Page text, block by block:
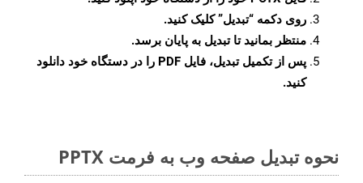
روی دکمه “تبدیل”کلیک کنید.
منتظر بمانید تا تبدیل به پایان برسد.
پس از تکمیل تبدیل، فایل PDF را در دستگاه خود دانلود
کنید.
نحوه تبدیل صفحه وب به فرمت PPTX